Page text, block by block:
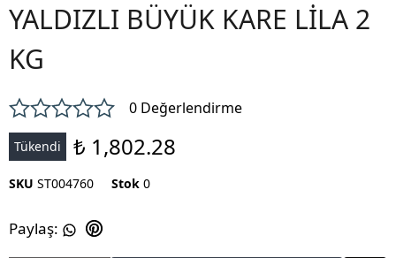
YALDIZLI BÜYÜK KARE LİLA 2
KG
0 Değerlendirme
Tükendi ₺ 1,802.28
SKU ST004760 Stok 0
Paylaş: